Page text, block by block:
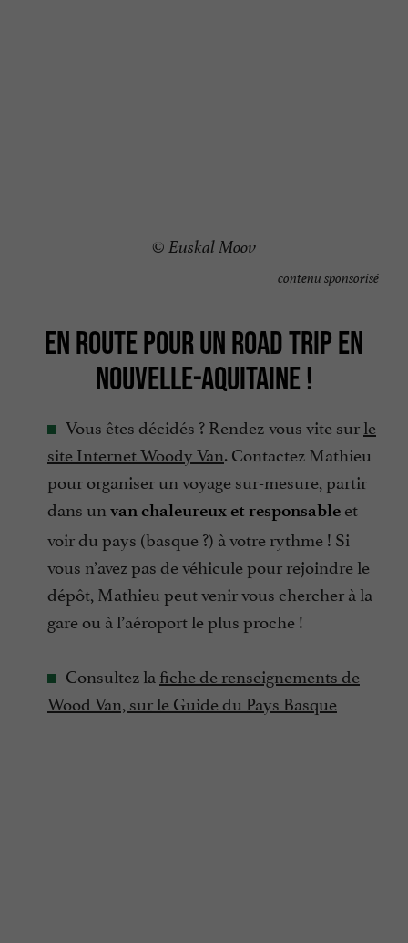
© Euskal Moov
contenu sponsorisé
EN ROUTE POUR UN ROAD TRIP EN
NOUVELLE-AQUITAINE !
Vous êtes décidés ? Rendez-vous vite surle
site Internet Woody Van. Contactez Mathieu
pour organiser un voyage sur-mesure, partir
dans un van chaleureux et responsable et
voir du pays (basque ?) à votre rythme ! Si
vous n’avez pas de véhicule pour rejoindre le
dépôt, Mathieu peut venir vous chercher à la
gare ou à l’aéroport le plus proche !
Consultez la fiche de renseignements de
Wood Van, sur le Guide du Pays Basque